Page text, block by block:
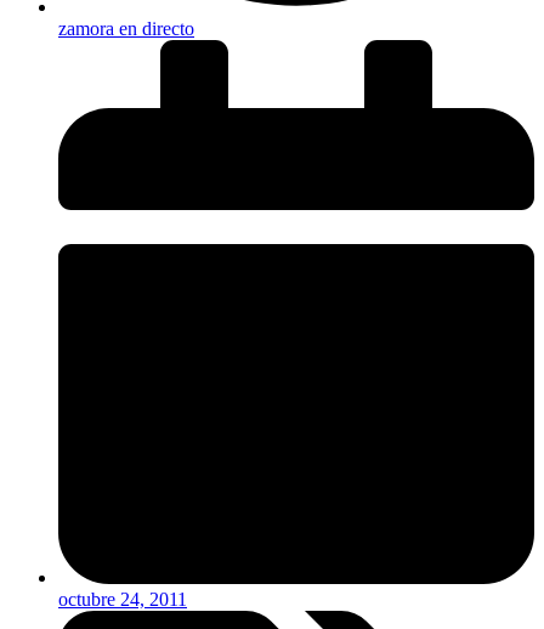
zamora en directo
octubre 24, 2011